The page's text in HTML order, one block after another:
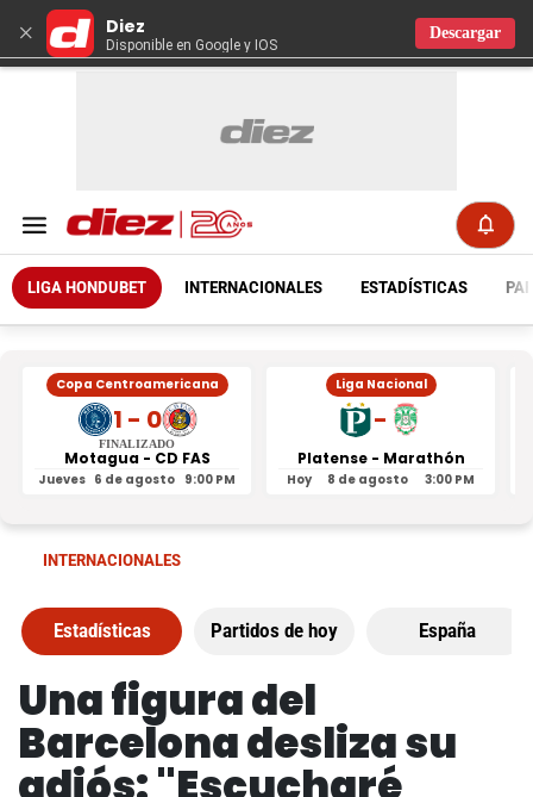
× Diez
Disponible en Google y IOS
Descargar
LIGA HONDUBET INTERNACIONALES ESTADÍSTICAS
Copa Centroamericana
1 - 0
FINALIZADO
Motagua - CD FAS
Jueves 6 de agosto 9:00 PM
Liga Nacional
-
Platense - Marathón
Hoy 8 de agosto 3:00 PM
INTERNACIONALES
Estadísticas Partidos de hoy España
Una figura del
Barcelona desliza su